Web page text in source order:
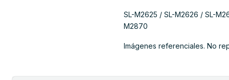
SL-M2625 / SL-M2626 / SL-
M2870
Imágenes referenciales. No